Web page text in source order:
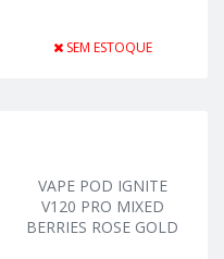
SEM ESTOQUE
VAPE POD IGNITE
V120 PRO MIXED
BERRIES ROSE GOLD